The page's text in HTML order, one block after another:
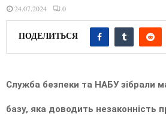
24.07.2024 0
ПОДЕЛИТЬСЯ
Служба безпеки та НАБУ зібрали
базу, яка доводить незаконність